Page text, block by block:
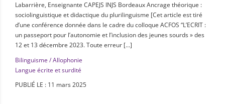
Labarrière, Enseignante CAPEJS INJS Bordeaux Ancrage théorique :
sociolinguistique et didactique du plurilinguisme [Cet article est tiré
d’une conférence donnée dans le cadre du colloque ACFOS “L’ECRIT :
un passeport pour l’autonomie et l’inclusion des jeunes sourds » des
12 et 13 décembre 2023. Toute erreur […]
Bilinguisme / Allophonie
Langue écrite et surdité
PUBLIÉ LE : 11 mars 2025